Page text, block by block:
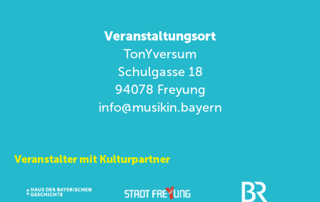
Veranstaltungsort
TonYversum
Schulgasse 18
94078 Freyung
info@musikin.bayern
Veranstalter mit Kulturpartner